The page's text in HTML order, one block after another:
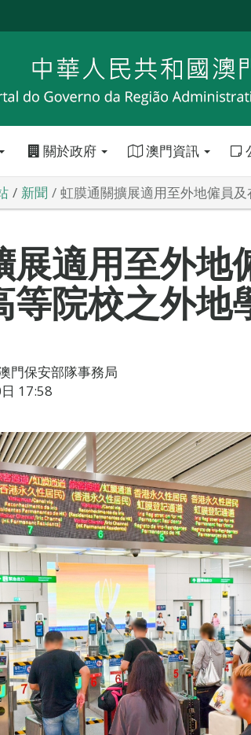
關於政府 澳門資訊
新聞 虹膜通關擴展適用至外地僱員
展適用至外地
等院校之外地
門保安部隊事務局
17:58